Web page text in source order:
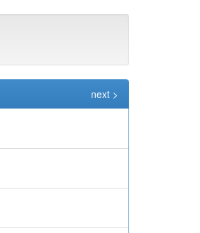
next >